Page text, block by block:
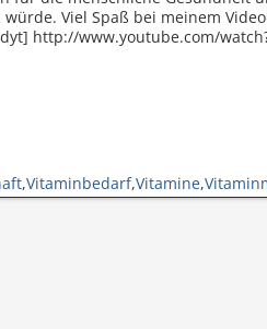
Viel Spaß bei meinem
http://www.youtube.com/
,Vitaminbedarf,Vitamine,